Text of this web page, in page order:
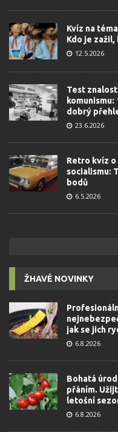
Kvíz na
Kdo je
12.5.2026
Test
dobrý
23.6.2026
Retro kvíz
socialismu:
bodů
6.5.2026
ŽHAVÉ NOVINKY
jak se jich
6.8.2026
Bohatá
přáním.
letošní
6.8.2026